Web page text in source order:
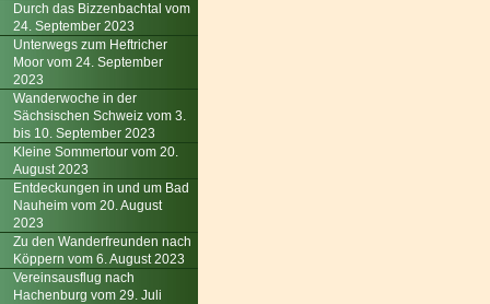
Durch das Bizzenbachtal vom
24. September 2023
Unterwegs zum Heftricher
Moor vom 24. September
2023
Wanderwoche in der
Sächsischen Schweiz vom 3.
bis 10. September 2023
Kleine Sommertour vom 20.
August 2023
Entdeckungen in und um Bad
Nauheim vom 20. August
2023
Zu den Wanderfreunden nach
Köppern vom 6. August 2023
Vereinsausflug nach
Hachenburg vom 29. Juli